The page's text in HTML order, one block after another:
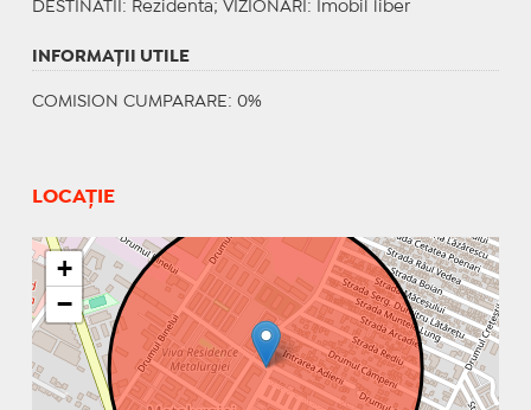
DESTINATII : Rezidenta; VIZIONARI : Imobil liber
INFORMAŢII UTILE
COMISION CUMPARARE: 0%
LOCAȚIE
+
−